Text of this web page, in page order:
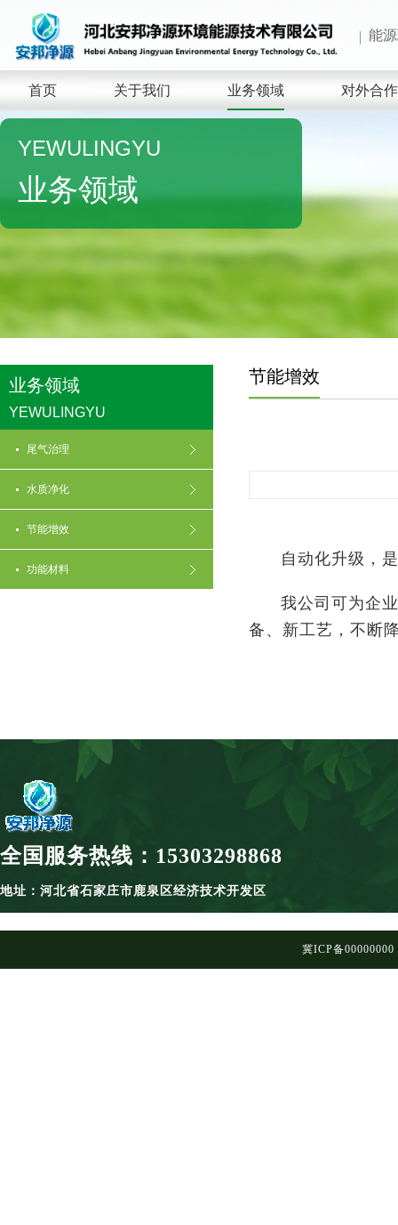
能
首页 关于我们 业务领域 对外合作
YEWULINGYU
业务领域
业务领域
YEWULINGYU
尾气治理
水质净化
节能增效
功能材料
节能增效
自动化升级，是
我公司可为企业
备、新工艺，不断
全国服务热线：15303298868
地址：河北省石家庄市鹿泉区经济技术开发区
冀ICP备00000000